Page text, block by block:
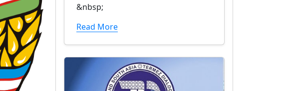
&nbsp;
Read More